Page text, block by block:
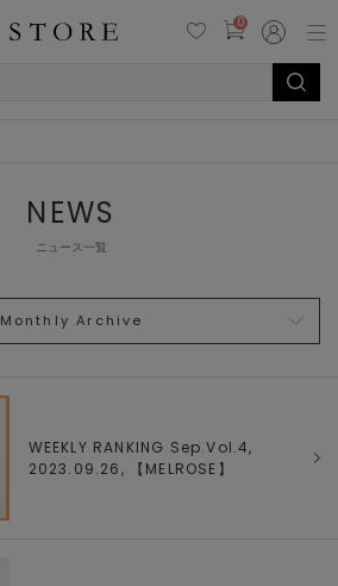
0
NEWS
ニュース一覧
Monthly Archive
WEEKLY RANKING Sep.Vol.4,
2023.09.26, 【 MELROSE 】